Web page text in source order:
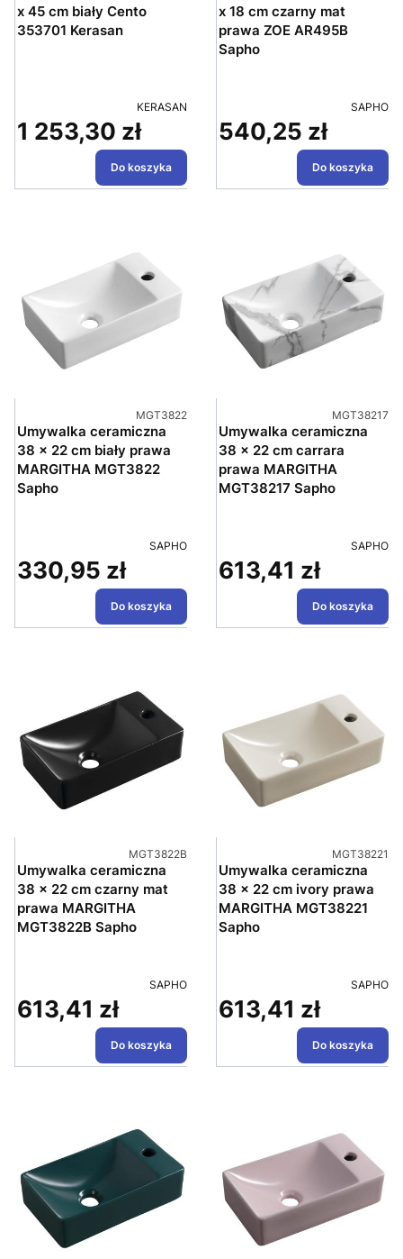
x 45 cm biały Cento
353701 Kerasan
PRODUCENT
KERASAN
Cena
1 253,30 zł
Do koszyka
x 18 cm czarny mat
prawa ZOE AR495B
Sapho
SAPHO
Cena
540,25 zł
Do koszyka
Kod produktu
MGT3822
Umywalka ceramiczna
38 x 22 cm biały prawa
MARGITHA MGT3822
Sapho
PRODUCENT
SAPHO
Cena
330,95 zł
Do koszyka
Kod produktu
MGT38217
Umywalka ceramiczna
38 x 22 cm carrara
prawa MARGITHA
MGT38217 Sapho
SAPHO
Cena
613,41 zł
Do koszyka
Kod produktu
MGT3822B
Umywalka ceramiczna
38 x 22 cm czarny mat
prawa MARGITHA
MGT3822B Sapho
PRODUCENT
SAPHO
Cena
613,41 zł
Do koszyka
Kod produktu
MGT38221
Umywalka ceramiczna
38 x 22 cm ivory prawa
MARGITHA MGT38221
Sapho
SAPHO
Cena
613,41 zł
Do koszyka